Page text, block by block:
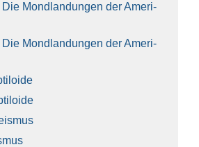
Die Mond­lan­dun­gen der Ame­ri­
Die Mond­lan­dun­gen der Ame­ri­